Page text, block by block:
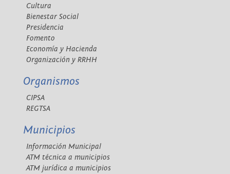
Cultura
Bienestar Social
Presidencia
Fomento
Economía y Hacienda
Organización y RRHH
Organismos
CIPSA
REGTSA
Municipios
Información Municipal
ATM técnica a municipios
ATM jurídica a municipios